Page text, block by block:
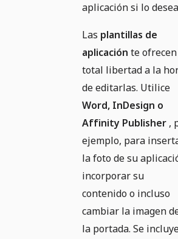
aplicación si lo
Las plantillas de
aplicación te ofrecen
total libertad a la
de editarlas. Utilice
Word, InDesign o
Affinity Publisher ,
ejemplo, para
la foto de su
incorporar su
contenido o incluso
cambiar la imagen
la portada. Se